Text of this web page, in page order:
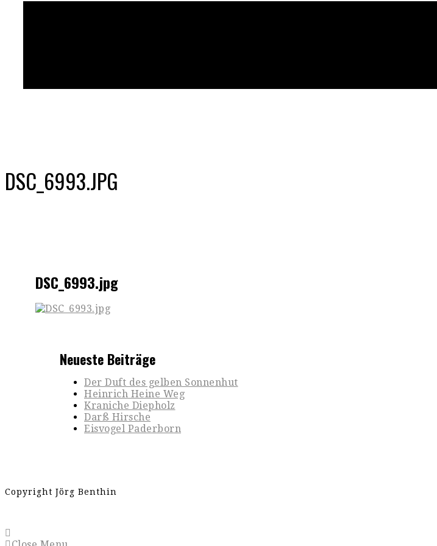
DSC_6993.JPG
DSC_6993.jpg
Neueste Beiträge
Der Duft des gelben Sonnenhut
Heinrich Heine Weg
Kraniche Diepholz
Darß Hirsche
Eisvogel Paderborn
Copyright Jörg Benthin